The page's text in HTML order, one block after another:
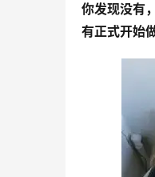
你发现没有
有正式开始